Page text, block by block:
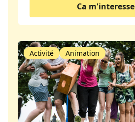
Ca m'interesse
Activité Animation